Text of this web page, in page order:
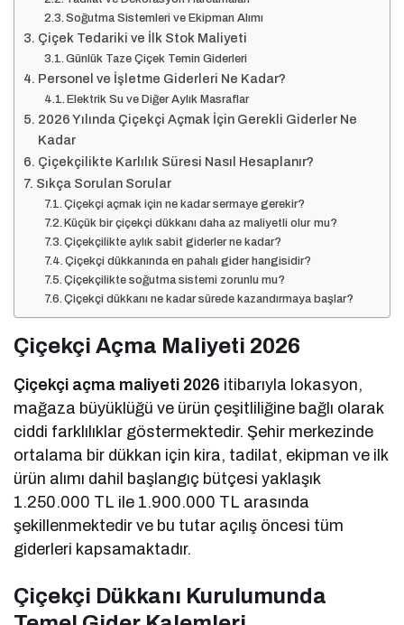
Soğutma Sistemleri ve Ekipman Alımı
Çiçek Tedariki ve İlk Stok Maliyeti
Günlük Taze Çiçek Temin Giderleri
Personel ve İşletme Giderleri Ne Kadar?
Elektrik Su ve Diğer Aylık Masraflar
2026 Yılında Çiçekçi Açmak İçin Gerekli Giderler Ne
Kadar
Çiçekçilikte Karlılık Süresi Nasıl Hesaplanır?
Sıkça Sorulan Sorular
Çiçekçi açmak için ne kadar sermaye gerekir?
Küçük bir çiçekçi dükkanı daha az maliyetli olur mu?
Çiçekçilikte aylık sabit giderler ne kadar?
Çiçekçi dükkanında en pahalı gider hangisidir?
Çiçekçilikte soğutma sistemi zorunlu mu?
Çiçekçi dükkanı ne kadar sürede kazandırmaya başlar?
Çiçekçi Açma Maliyeti 2026
Çiçekçi açma maliyeti 2026 itibarıyla lokasyon,
mağaza büyüklüğü ve ürün çeşitliliğine bağlı olarak
ciddi farklılıklar göstermektedir. Şehir merkezinde
ortalama bir dükkan için kira, tadilat, ekipman ve ilk
ürün alımı dahil başlangıç bütçesi yaklaşık
1.250.000 TL ile 1.900.000 TL arasında
şekillenmektedir ve bu tutar açılış öncesi tüm
giderleri kapsamaktadır.
Çiçekçi Dükkanı Kurulumunda